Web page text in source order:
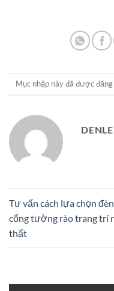
Mục nhập này đã được
Tư vấn cách lựa chọn
cổng tường rào trang trí
thất